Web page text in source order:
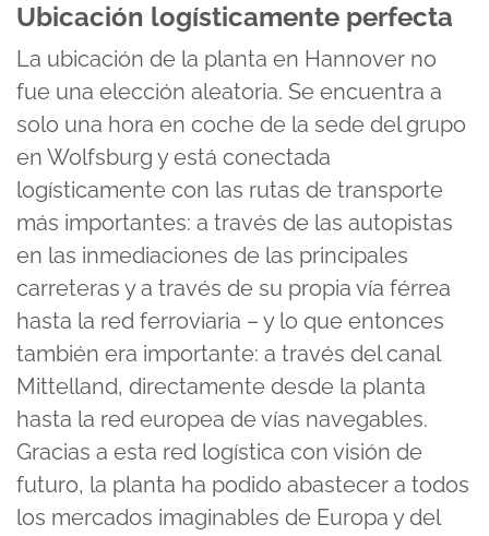
Ubicación logísticamente perfecta
La ubicación de la planta en Hannover no
fue una elección aleatoria. Se encuentra a
solo una hora en coche de la sede del grupo
en Wolfsburg y está conectada
logísticamente con las rutas de transporte
más importantes: a través de las autopistas
en las inmediaciones de las principales
carreteras y a través de su propia vía férrea
hasta la red ferroviaria – y lo que entonces
también era importante: a través del canal
Mittelland, directamente desde la planta
hasta la red europea de vías navegables.
Gracias a esta red logística con visión de
futuro, la planta ha podido abastecer a todos
los mercados imaginables de Europa y del